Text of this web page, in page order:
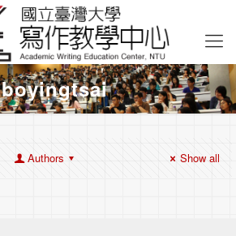
boyingtsai
Authors Show all